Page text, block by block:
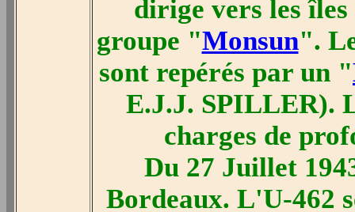
dirige vers les
groupe "Monsun".
sont repérés par un "
E.J.J. SPILLER).
charges de
Du 27 Juillet
Bordeaux. L'U-462